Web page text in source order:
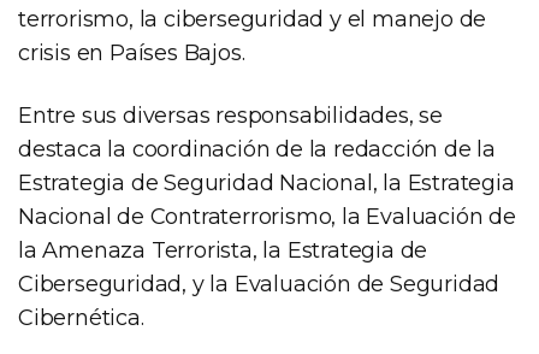
terrorismo, la ciberseguridad y el manejo de
crisis en Países Bajos.
Entre sus diversas responsabilidades, se
destaca la coordinación de la redacción de la
Estrategia de Seguridad Nacional, la Estrategia
Nacional de Contraterrorismo, la Evaluación de
la Amenaza Terrorista, la Estrategia de
Ciberseguridad, y la Evaluación de Seguridad
Cibernética.